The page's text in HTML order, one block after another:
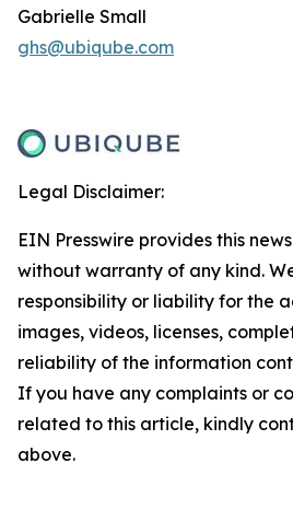
Gabrielle Small
ghs@ubiqube.com
Legal Disclaimer:
EIN Presswire provides this
without warranty of any kind.
responsibility or liability for the
images, videos, licenses,
reliability of the information
If you have any complaints or
related to this article, kindly
above.